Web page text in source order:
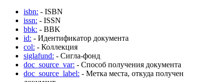
isbn: - ISBN
issn: - ISSN
bbk: - BBK
id: - Идентификатор документа
col: - Коллекция
siglafund: - Сигла-фонд
doc_source_var: - Способ получения документа
doc_source_label: - Метка места, откуда получен